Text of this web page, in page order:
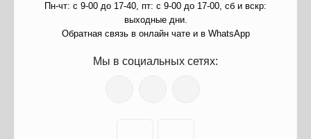
Пн-чт: с 9-00 до 17-40, пт: с 9-00 до 17-00, сб и вскр:
выходные дни.
Обратная связь в онлайн чате и в WhatsApp
Мы в социальных сетях: